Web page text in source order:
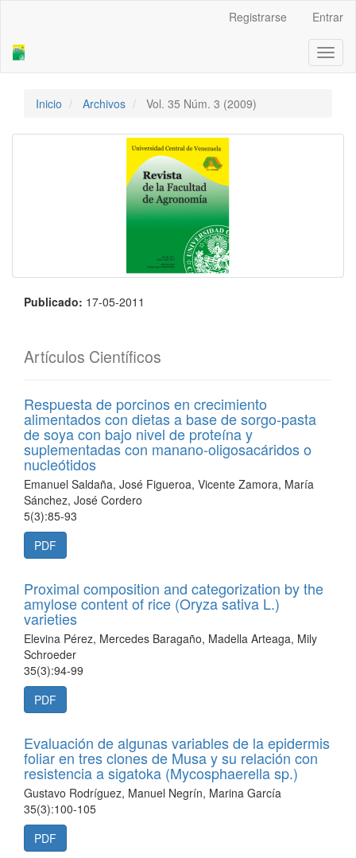
Barra
Registrarse Entrar
Inicio Archivos Vol. 35 Núm. 3 (2009)
Publicado: 17-05-2011
Artículos Científicos
Respuesta de porcinos en crecimiento
alimentados con dietas a base de sorgo-pasta
de soya con bajo nivel de proteína y
suplementadas con manano-oligosacáridos o
nucleótidos
Emanuel Saldaña, José Figueroa, Vicente Zamora, María
Sánchez, José Cordero
5(3):85-93
PDF
Proximal composition and categorization by the
amylose content of rice (Oryza sativa L.)
varieties
Elevina Pérez, Mercedes Baragaño, Madella Arteaga, Mily
Schroeder
35(3):94-99
PDF
Evaluación de algunas variables de la epidermis
foliar en tres clones de Musa y su relación con
resistencia a sigatoka (Mycosphaerella sp.)
Gustavo Rodríguez, Manuel Negrín, Marina García
35(3):100-105
PDF